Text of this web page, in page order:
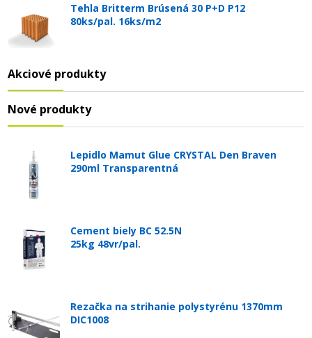
Tehla Britterm Brúsená 30 P+D P12
80ks/pal. 16ks/m2
Akciové produkty
Nové produkty
Lepidlo Mamut Glue CRYSTAL Den Braven
290ml Transparentná
Cement biely BC 52.5N
25kg 48vr/pal.
Rezačka na strihanie polystyrénu 1370mm
DIC1008